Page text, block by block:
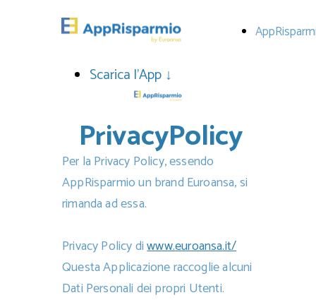
Scarica l'App ↓
PrivacyPolicy
Per la Privacy Policy, essendo
AppRisparmio un brand Euroansa, si
rimanda ad essa.
Privacy Policy diwww.euroansa.it/
Questa Applicazione raccoglie alcuni
Dati Personali dei propri Utenti.